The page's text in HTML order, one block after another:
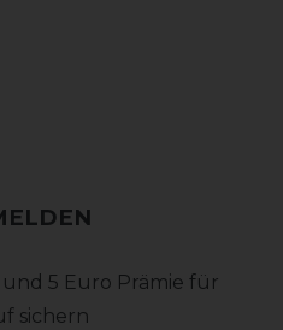
5 Euro Prämie für
sichern